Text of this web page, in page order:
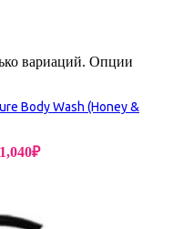
вариаций. Опции
Body Wash (Honey &